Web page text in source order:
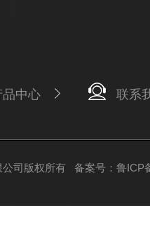
品中心 联系
公司版权所有 备案号：鲁ICP